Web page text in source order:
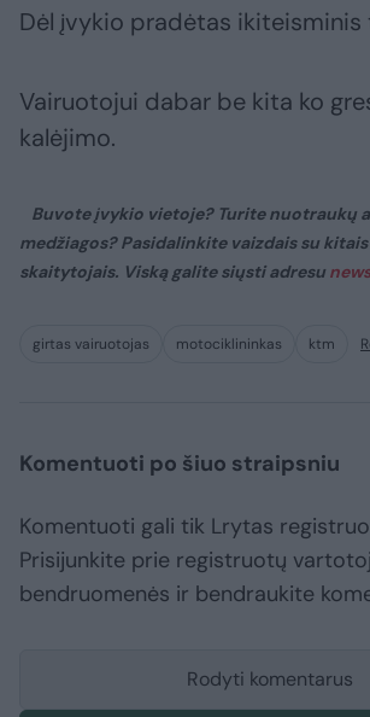
Dėl įvykio pradėtas ikiteisminis
Vairuotojui dabar be kita ko
kalėjimo.
Buvote įvykio vietoje? Turite nuotraukų
medžiagos? Pasidalinkite vaizdais su
skaitytojais. Viską galite siųsti adresu
girtas vairuotojas motociklininkas ktm
Komentuoti po šiuo straipsniu
Komentuoti gali tik Lrytas
Prisijunkite prie registruotų
bendruomenės ir bendraukite
Rodyti komentarus